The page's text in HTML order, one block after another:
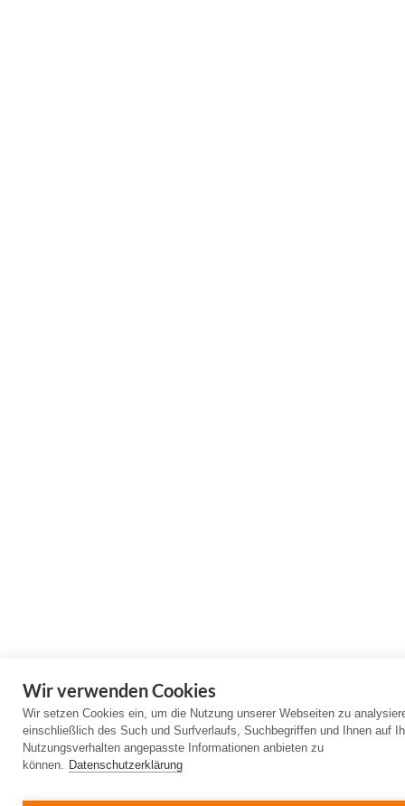
Wir verwenden Cookies
Wir setzen Cookies ein, um die Nutzung unserer Webseiten zu
einschließlich des Such und Surfverlaufs, Suchbegriffen und Ihnen auf
Nutzungsverhalten angepasste Informationen anbieten zu
können. Datenschutzerklärung